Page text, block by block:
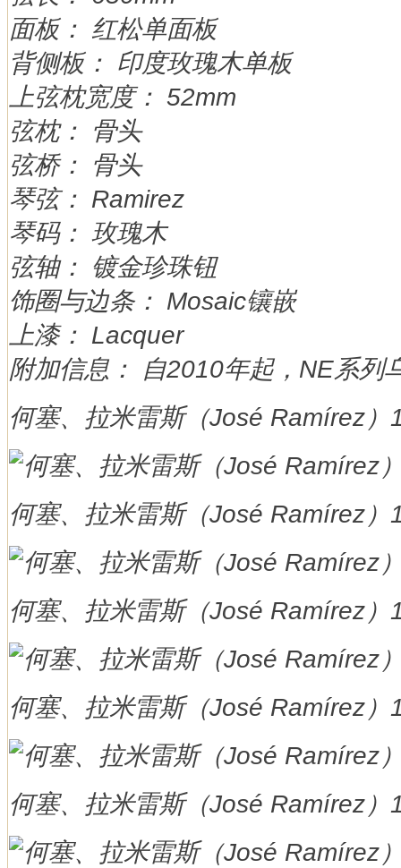
面板： 红松单面板
背侧板： 印度玫瑰木单板
上弦枕宽度： 52mm
弦枕： 骨头
弦桥： 骨头
琴弦： Ramirez
琴码： 玫瑰木
弦轴： 镀金珍珠钮
饰圈与边条： Mosaic镶嵌
上漆： Lacquer
附加信息： 自2010年起，NE系列
何塞、拉米雷斯（José Ramírez）
何塞、拉米雷斯（José Ramírez）
何塞、拉米雷斯（José Ramírez）
何塞、拉米雷斯（José Ramírez）
何塞、拉米雷斯（José Ramírez）